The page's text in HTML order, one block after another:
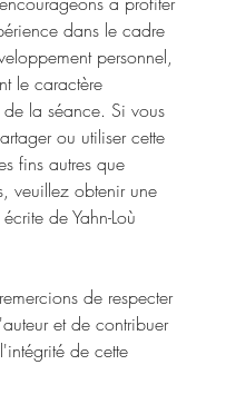
dans le cadre
personnel,
le caractère
la séance. Si vous
ou utiliser cette
fins autres que
veuillez obtenir une
de Yahn-Loù
de respecter
et de contribuer
de cette